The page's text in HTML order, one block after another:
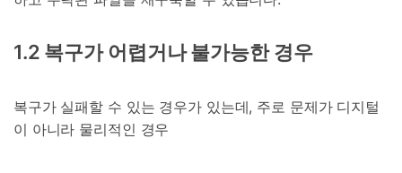
1.2 복구가 어렵거나 불가능한 경우
복구가 실패할 수 있는 경우가 있는데, 주로 문제가 디지털
이 아니라 물리적인 경우